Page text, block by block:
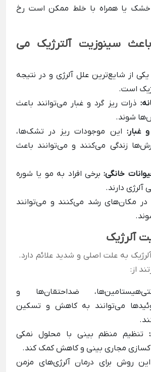
یا همراه با خلط ممکن است رخ
سینوزیت آلترژیک می
یکی از شایع‌ترین علل آلرژی و در نتیجه
است.
ذرات ریز گرد و غبار می‌توانند باعث
شوند.
غبار: این موجودات ریز در تشک‌ها،
زندگی می‌کنند و می‌توانند باعث
خانگی: برخی افراد به مو یا شوره
آلرژی دارند.
مکان‌های رشد می‌کنند و می‌توانند
آلرژیک
به علت اصلی و شدید علائم دارد.
از:
ضداحتقان‌ها و
می‌توانند به کاهش و تسکین
تنظیم منظم بینی با محلول نمکی
مجاری بینی و کاهش کمک کند.
این روش برای درمان آلرژی‌های مزمن